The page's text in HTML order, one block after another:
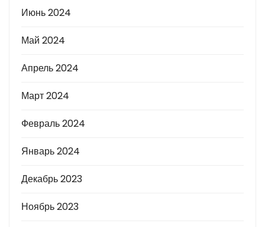
Июнь 2024
Май 2024
Апрель 2024
Март 2024
Февраль 2024
Январь 2024
Декабрь 2023
Ноябрь 2023